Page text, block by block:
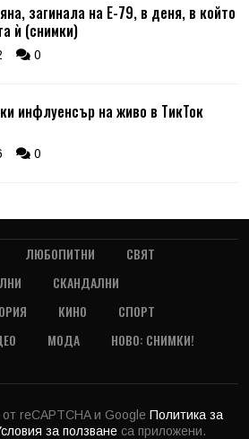
загинала на Е-79, в деня, в който
ѝ (снимки)
0
инфлуенсър на живо в ТикТок
0
ЛЮБОПИТНИ
СВЯТ
СКАНДАЛНИ
КИНО
СПОРТ
МОДА
НОВО: СНИМКИ!
reCAPTCHA и Google Политика за
за ползване са приложени.